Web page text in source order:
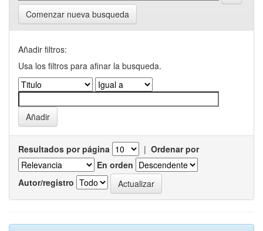
Comenzar nueva busqueda
Añadir filtros:
Usa los filtros para afinar la busqueda.
Resultados por página | Ordenar por
En orden
Autor/registro